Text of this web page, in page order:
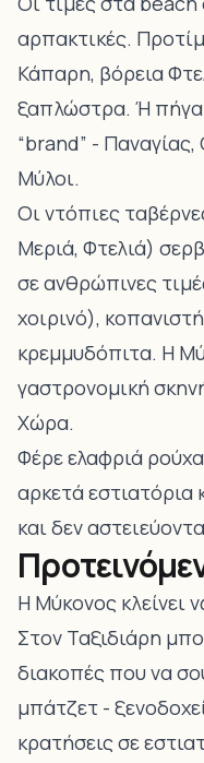
αρπακτικές.
Κάπαρη, βόρεια
ξαπλώστρα. Ή
“brand” -
Μύλοι.
Οι ντόπιες
Μεριά, Φτελιά)
σε ανθρώπινες
χοιρινό),
κρεμμυδόπιτα. Η
γαστρονομική
Χώρα.
Φέρε ελαφριά
αρκετά εστιατόρια
και δεν
Η Μύκονος κλείνει
Στον Ταξιδιάρη
διακοπές που να
μπάτζετ -
κρατήσεις σε